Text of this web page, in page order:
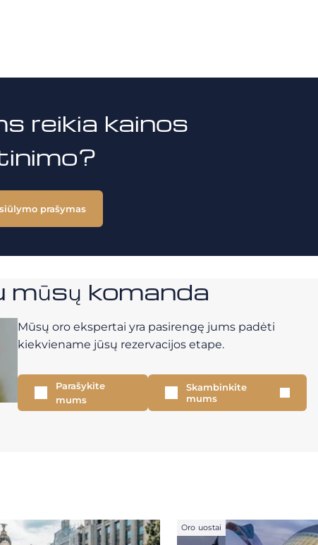
reikia kainos
prašymas
komanda
Mūsų oro ekspertai yra pasirengę jums padėti
kiekviename jūsų rezervacijos etape.
Parašykite
mums
Skambinkite
mums
Oro uostai